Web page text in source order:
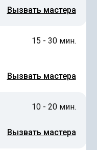
Вызвать мастера
15 - 30 мин.
Вызвать мастера
10 - 20 мин.
Вызвать мастера